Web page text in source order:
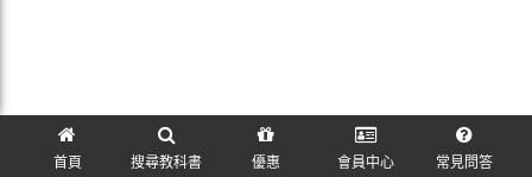
首頁 搜尋教科書 優惠 會員中心 常見問答